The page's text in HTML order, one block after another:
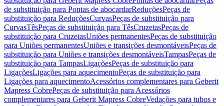
de substituição para Pontas de abocardarReduçõesPeças de
substituição para ReduçõesCurvasPeças de substituição para
CurvasTêsPeças de substituição para TêsCruzetasPeças de
substituição para CruzetasUniões permanentesPeças de substituição
para Uniões permanentesUniões e transições desmontáveisPeças de
substituição para Uniões e transições desmontáveisTampasPeças de
substituição para TampasLigaçõesPeças de substituição para
LigaçõesLigações para aquecimentoPeças de substituição para
Ligações para aquecimentoAcessórios complementares para Geberit
Mapress CobrePeças de substituição para Acessórios
complementares para Geberit Mapress CobreVedações para tubos e